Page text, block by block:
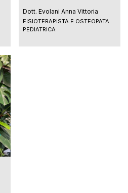
Dott. Evolani Anna Vittoria
FISIOTERAPISTA E OSTEOPATA
PEDIATRICA